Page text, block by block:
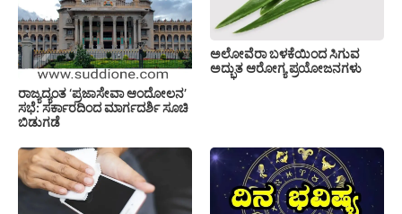
ರಾಜ್ಯದ್ಯಂತ ‘ಪ್ರಜಾಸೇವಾ ಆಂದೋಲನ’
ಸಭೆ: ಸರ್ಕಾರದಿಂದ ಮಾರ್ಗದರ್ಶಿ ಸೂಚಿ
ಬಿಡುಗಡೆ
ಅಲೋವೆರಾ ಬಳಕೆಯಿಂದ ಸಿಗುವ
ಅದ್ಭುತ ಆರೋಗ್ಯ ಪ್ರಯೋಜನಗಳು